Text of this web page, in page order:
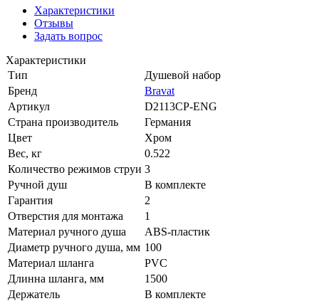
Характеристики
Отзывы
Задать вопрос
Характеристики
Тип
Душевой набор
Бренд
Bravat
Артикул
D2113CP-ENG
Страна производитель
Германия
Цвет
Хром
Вес, кг
0.522
Количество режимов струи 3
Ручной душ
В комплекте
Гарантия
2
Отверстия для монтажа
1
Материал ручного душа
ABS-пластик
Диаметр ручного душа, мм 100
Материал шланга
PVC
Длинна шланга, мм
1500
Держатель
В комплекте